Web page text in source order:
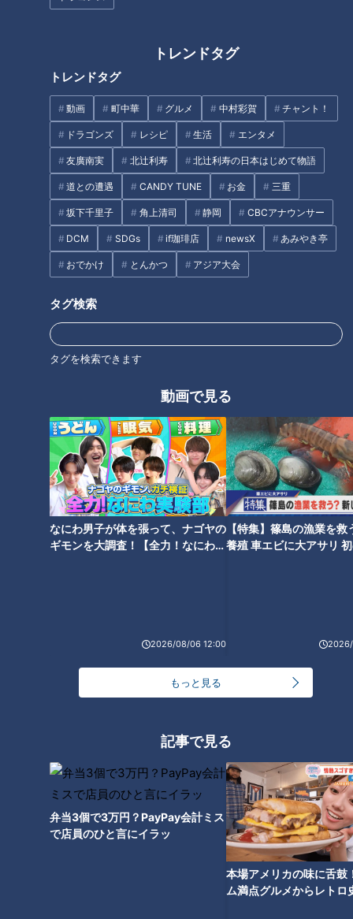
トレンドタグ
トレンドタグ
動画 町中華 グルメ 中村彩賀 チャント！
ドラゴンズ レシピ 生活 エンタメ
友廣南実 北辻利寿 北辻利寿の日本はじめて物語
道との遭遇 CANDY TUNE お金 三重
坂下千里子 角上清司 静岡 CBCアナウンサー
DCM SDGs if珈琲店 newsX あみやき亭
おでかけ とんかつ アジア大会
タグ検索
タグを検索できます
動画で見る
なにわ男子が体を張って、ナゴヤの
ギモンを大調査！【全力！なにわ実
2026/08/06 12:00
【特集】篠島の漁業を救
養殖 車エビに大アサリ
もっと見る
記事で見る
弁当3個で3万円？PayPay会計ミス
で店員のひと言にイラッ
本場アメリカの味に舌鼓
ム満点グルメからレトロ
「にら玉混ぜごはん」材料（2人分）
ごはん (温かいもの) 茶碗2杯分
豚ひき肉 100g
にら 1/2わ(50g)
砂糖 小さじ1
塩 少々
水 大さじ2
オイスターソース 大さじ1
炒り白ごま 大さじ1
●ごま油
「にら玉混ぜごはん」作り方
1 にらは5mm幅の小口切りにする。
2 卵は溶きほぐし、砂糖、塩を混ぜる。
3 フライパンにごま油大さじ1/2を熱して2を流し入れ、大き
え、3を戻し入れてほぐして火を止め、ごはんを加えて混ぜ
る。器に盛り、炒り白ごまをふる。
ブロッコリーの茎 1個分(約100g)
(塩小さじ1/4)
ごま油 小さじ1
「 ブロッコリーのザーサイ風 」作り方